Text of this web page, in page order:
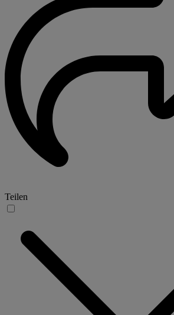
Teilen